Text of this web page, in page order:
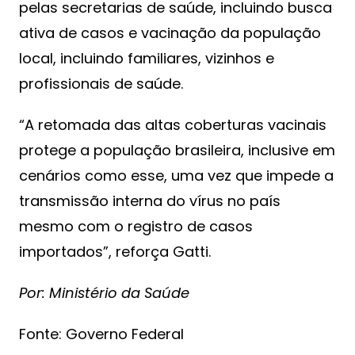
pelas secretarias de saúde, incluindo busca
ativa de casos e vacinação da população
local, incluindo familiares, vizinhos e
profissionais de saúde.
“A retomada das altas coberturas vacinais
protege a população brasileira, inclusive em
cenários como esse, uma vez que impede a
transmissão interna do vírus no país
mesmo com o registro de casos
importados”, reforça Gatti.
Por: Ministério da Saúde
Fonte: Governo Federal